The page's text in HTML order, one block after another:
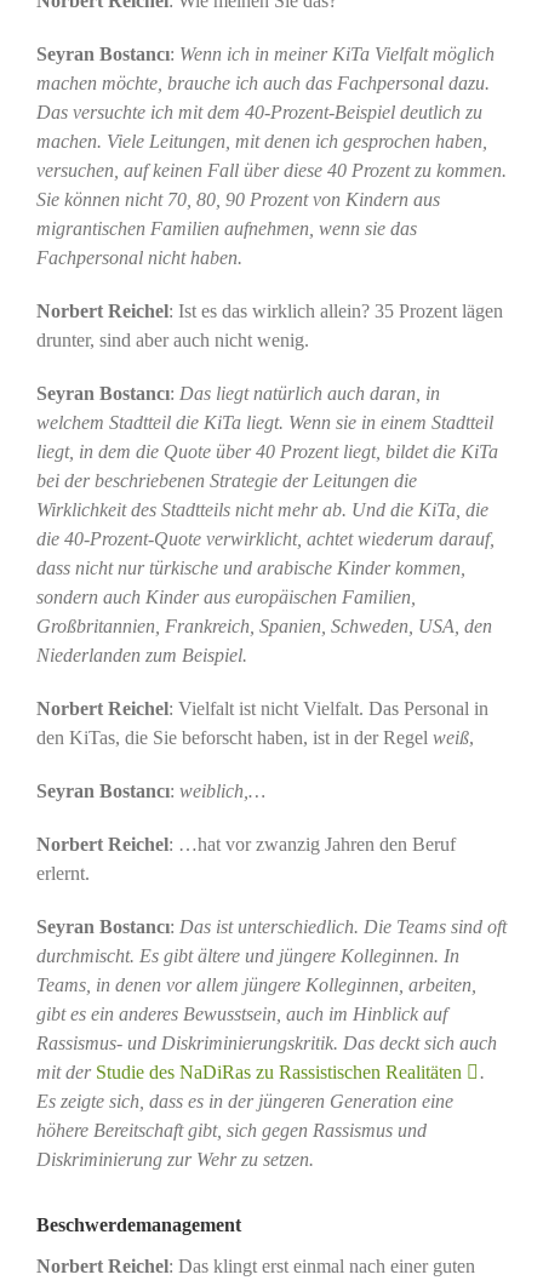
Seyran Bostancı: Wenn ich in meiner KiTa Vielfalt möglich
machen möchte, brauche ich auch das Fachpersonal dazu.
Das versuchte ich mit dem 40-Prozent-Beispiel deutlich zu
machen. Viele Leitungen, mit denen ich gesprochen haben,
versuchen, auf keinen Fall über diese 40 Prozent zu kommen.
Sie können nicht 70, 80, 90 Prozent von Kindern aus
migrantischen Familien aufnehmen, wenn sie das
Fachpersonal nicht haben.
Norbert Reichel: Ist es das wirklich allein? 35 Prozent lägen
drunter, sind aber auch nicht wenig.
Seyran Bostancı: Das liegt natürlich auch daran, in
welchem Stadtteil die KiTa liegt. Wenn sie in einem Stadtteil
liegt, in dem die Quote über 40 Prozent liegt, bildet die KiTa
bei der beschriebenen Strategie der Leitungen die
Wirklichkeit des Stadtteils nicht mehr ab. Und die KiTa, die
die 40-Prozent-Quote verwirklicht, achtet wiederum darauf,
dass nicht nur türkische und arabische Kinder kommen,
sondern auch Kinder aus europäischen Familien,
Großbritannien, Frankreich, Spanien, Schweden, USA, den
Niederlanden zum Beispiel.
Norbert Reichel: Vielfalt ist nicht Vielfalt. Das Personal in
den KiTas, die Sie beforscht haben, ist in der Regel weiß,
Seyran Bostancı: weiblich,…
Norbert Reichel: …hat vor zwanzig Jahren den Beruf
erlernt.
Seyran Bostancı: Das ist unterschiedlich. Die Teams sind oft
durchmischt. Es gibt ältere und jüngere Kolleginnen. In
Teams, in denen vor allem jüngere Kolleginnen, arbeiten,
gibt es ein anderes Bewusstsein, auch im Hinblick auf
Rassismus- und Diskriminierungskritik. Das deckt sich auch
mit der Studie des NaDiRas zu Rassistischen Realitäten
.
Es zeigte sich, dass es in der jüngeren Generation eine
höhere Bereitschaft gibt, sich gegen Rassismus und
Diskriminierung zur Wehr zu setzen.
Beschwerdemanagement
Norbert Reichel: Das klingt erst einmal nach einer guten